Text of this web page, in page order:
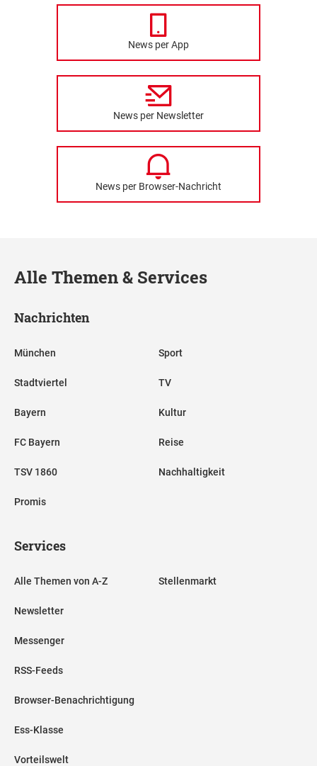
News per App
News per Newsletter
News per Browser-Nachricht
Alle Themen & Services
Nachrichten
München
Stadtviertel
Bayern
FC Bayern
TSV 1860
Promis
Sport
TV
Kultur
Reise
Nachhaltigkeit
Services
Alle Themen von A-Z
Newsletter
Messenger
RSS-Feeds
Browser-Benachrichtigung
Ess-Klasse
Vorteilswelt
Stellenmarkt